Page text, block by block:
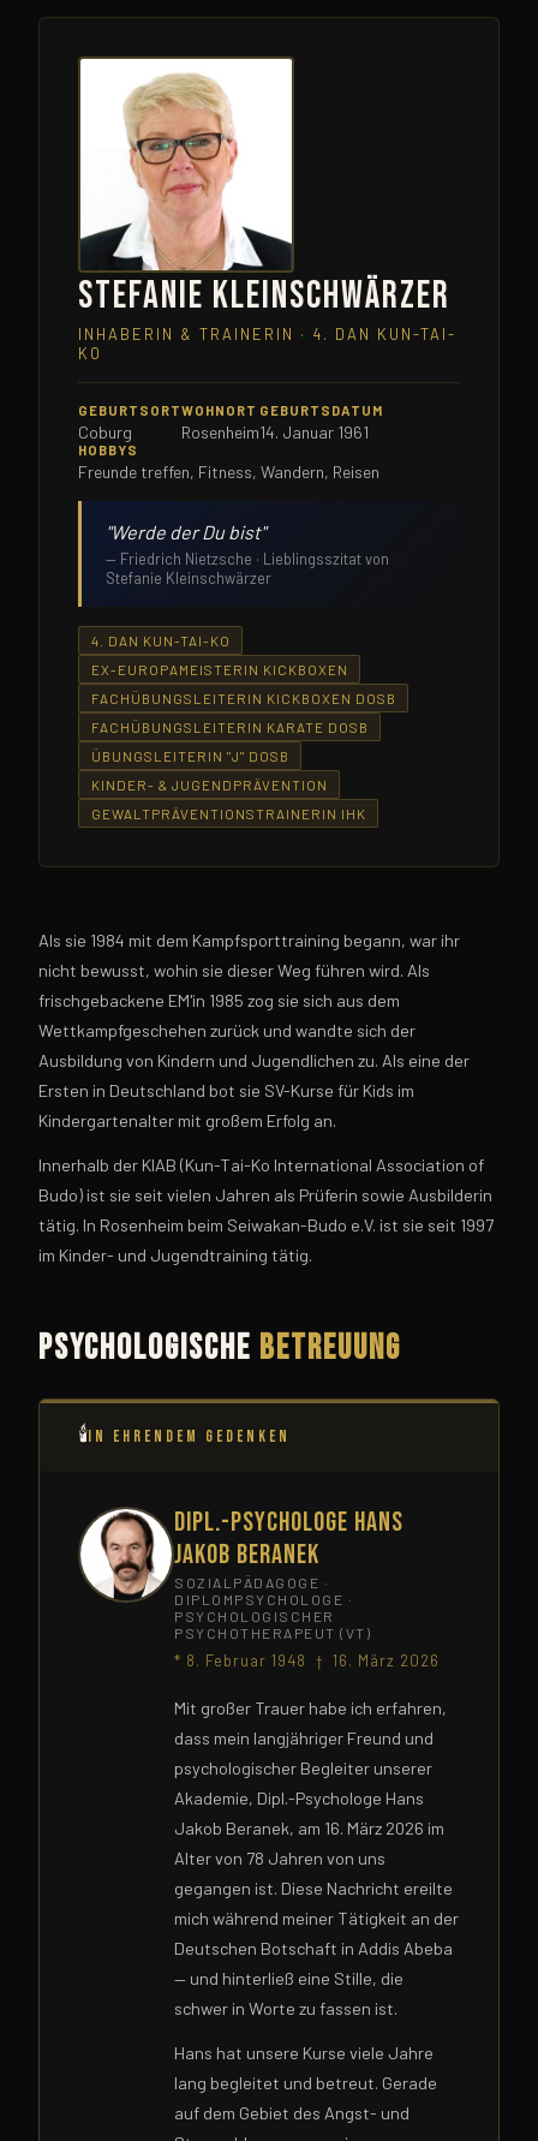
Stefanie Kleinschwärzer
INHABERIN & TRAINERIN · 4. DAN KUN-TAI-
KO
GEBURTSORT
Coburg
WOHNORT
Rosenheim
GEBURTSDATUM
14. Januar 1961
HOBBYS
Freunde treffen, Fitness, Wandern, Reisen
"Werde der Du bist"
— Friedrich Nietzsche · Lieblingsszitat von
Stefanie Kleinschwärzer
4. DAN KUN-TAI-KO
EX-EUROPAMEISTERIN KICKBOXEN
FACHÜBUNGSLEITERIN KICKBOXEN DOSB
FACHÜBUNGSLEITERIN KARATE DOSB
ÜBUNGSLEITERIN "J" DOSB
KINDER- & JUGENDPRÄVENTION
GEWALTPRÄVENTIONSTRAINERIN IHK
Als sie 1984 mit dem Kampfsporttraining begann, war ihr
nicht bewusst, wohin sie dieser Weg führen wird. Als
frischgebackene EM'in 1985 zog sie sich aus dem
Wettkampfgeschehen zurück und wandte sich der
Ausbildung von Kindern und Jugendlichen zu. Als eine der
Ersten in Deutschland bot sie SV-Kurse für Kids im
Kindergartenalter mit großem Erfolg an.
Innerhalb der KIAB (Kun-Tai-Ko International Association of
Budo) ist sie seit vielen Jahren als Prüferin sowie Ausbilderin
tätig. In Rosenheim beim Seiwakan-Budo e.V. ist sie seit 1997
im Kinder- und Jugendtraining tätig.
Psychologische Betreuung
🕯IN EHRENDEM GEDENKEN
Dipl.-Psychologe Hans
Jakob Beranek
SOZIALPÄDAGOGE ·
DIPLOMPSYCHOLOGE ·
PSYCHOLOGISCHER
PSYCHOTHERAPEUT (VT)
* 8. Februar 1948 † 16. März 2026
Mit großer Trauer habe ich erfahren,
dass mein langjähriger Freund und
psychologischer Begleiter unserer
Akademie, Dipl.-Psychologe Hans
Jakob Beranek, am 16. März 2026 im
Alter von 78 Jahren von uns
gegangen ist. Diese Nachricht ereilte
mich während meiner Tätigkeit an der
Deutschen Botschaft in Addis Abeba
— und hinterließ eine Stille, die
schwer in Worte zu fassen ist.
Hans hat unsere Kurse viele Jahre
lang begleitet und betreut. Gerade
auf dem Gebiet des Angst- und